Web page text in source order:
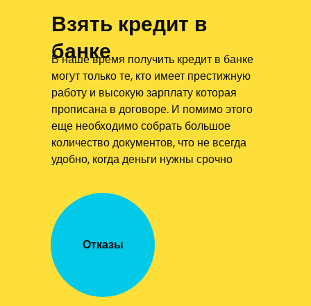
Отказы
В наше время получить кредит в банке
могут только те, кто имеет престижную
работу и высокую зарплату которая
прописана в договоре. И помимо этого
еще необходимо собрать большое
количество документов, что не всегда
удобно, когда деньги нужны срочно
Взять кредит в
банке